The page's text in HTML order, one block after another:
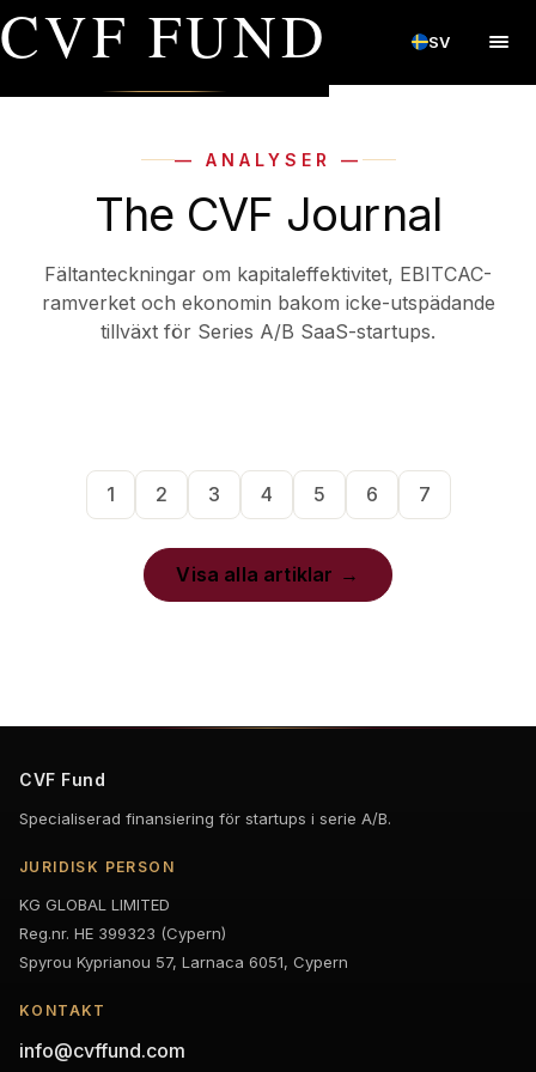
CVF FUND SV
— ANALYSER —
The CVF Journal
Fältanteckningar om kapitaleffektivitet, EBITCAC-
ramverket och ekonomin bakom icke-utspädande
tillväxt för Series A/B SaaS-startups.
1 2 3 4 5 6 7
Visa alla artiklar
CVF Fund
Specialiserad finansiering för startups i serie A/B.
JURIDISK PERSON
KG GLOBAL LIMITED
Reg.nr. HE 399323 (Cypern)
Spyrou Kyprianou 57, Larnaca 6051, Cypern
KONTAKT
info@cvffund.com